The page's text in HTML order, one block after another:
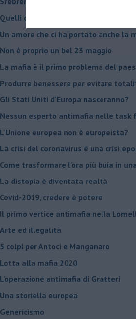
Quelli che... rompono le balle
Un amore che ci ha portato anche la
Non è proprio un bel 23 maggio
La mafia è il primo problema del
Produrre benessere per evitare
Gli Stati Uniti d'Europa nasceranno?
Nessun esperto antimafia nelle task
L'Unione europea non è europeista?
La crisi del coronavirus è una crisi
Come trasformare l'ora più buia in
​La distopia è diventata realtà
Covid-2019, credere è potere
Il primo vertice antimafia nella
Arte ed illegalità
​5 colpi per Antoci e Manganaro
Lotta alla mafia 2020
L'operazione antimafia di Gratteri
Una storiella europea
Genericismo